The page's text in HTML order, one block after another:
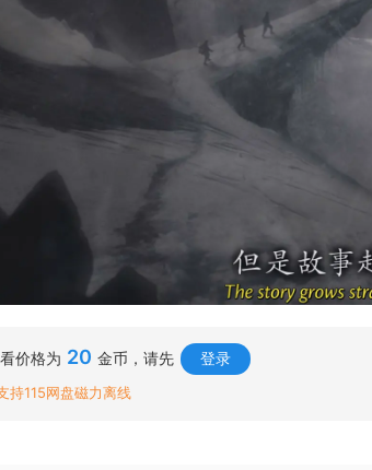
价格为 20 金币，请先 登录
持115网盘磁力离线